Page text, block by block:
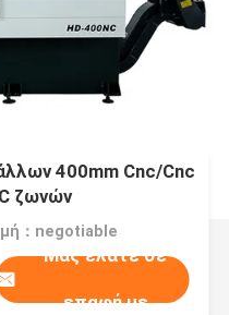
400mm Cnc/Cnc
ζωνών
：negotiable
Μας ελάτε σε
επαφή με